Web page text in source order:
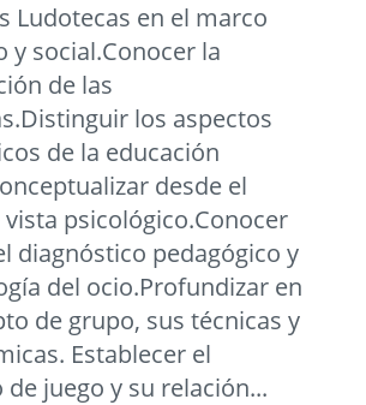
Ludotecas en el marco
y social.Conocer la
de las
los aspectos
de la educación
desde el
psicológico.Conocer
diagnóstico pedagógico y
del ocio.Profundizar en
de grupo, sus técnicas y
Establecer el
juego y su relación...